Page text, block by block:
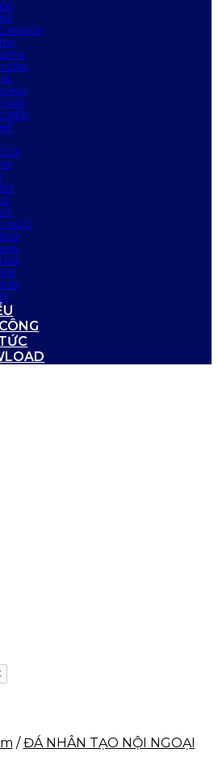
KHÁCH
MÁY
BẾP
NGỦ
ĐÁ
/ ĐÁ NHÂN TẠO NỘI NGOẠI